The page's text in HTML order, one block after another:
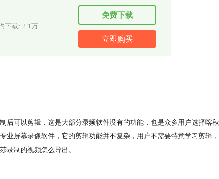
下载: 2.1万
免费下载
立即购买
后可以剪辑，这是大部分录频软件没有的功能，也是众多用户选择喀秋
业屏幕录像软件，它的剪辑功能并不复杂，用户不需要特意学习剪辑，
录制的视频怎么导出。